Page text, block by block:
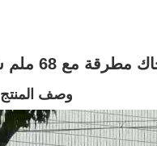
كسر مطرقة كسر الصخر
وصف المنتج